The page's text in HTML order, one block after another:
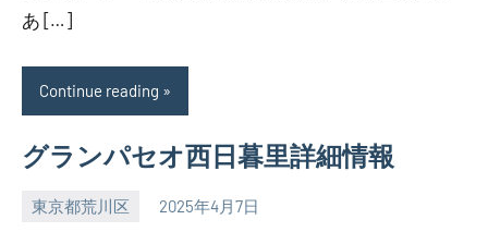
あ […]
Continue reading
グランパセオ西日暮里詳細情報
東京都荒川区 2025年4月7日
SEZIMO